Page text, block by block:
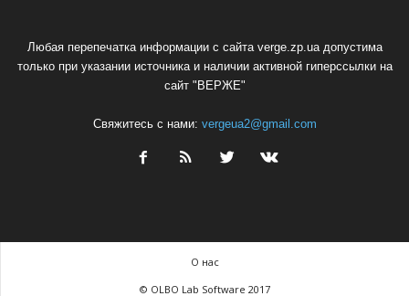
Любая перепечатка информации с сайта verge.zp.ua допустима
только при указании источника и наличии активной гиперссылки на
сайт "ВЕРЖЕ"
Свяжитесь с нами: vergeua2@gmail.com
О нас
© OLBO Lab Software 2017